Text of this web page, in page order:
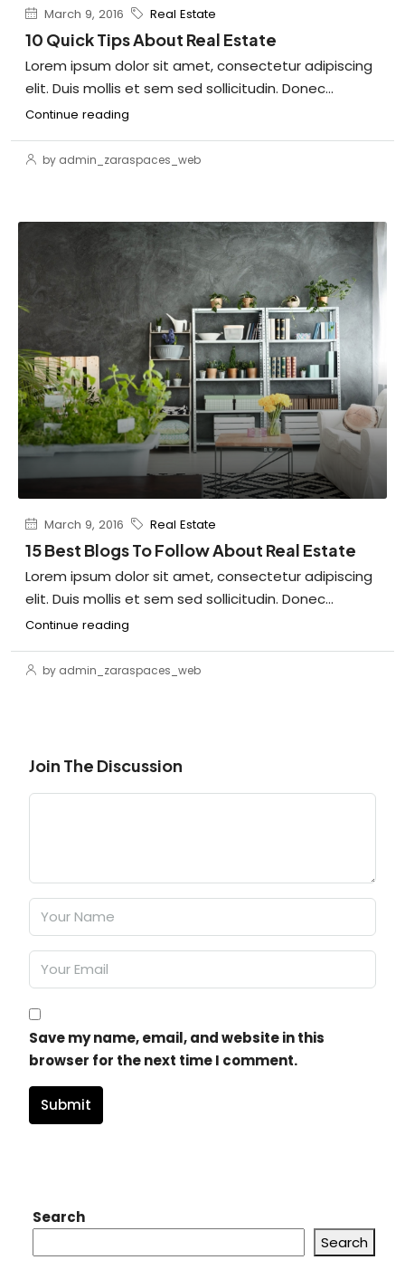
March 9, 2016 Real Estate
10 Quick Tips About Real Estate
Lorem ipsum dolor sit amet, consectetur adipiscing
elit. Duis mollis et sem sed sollicitudin. Donec...
Continue reading
by admin_zaraspaces_web
March 9, 2016 Real Estate
15 Best Blogs To Follow About Real Estate
Lorem ipsum dolor sit amet, consectetur adipiscing
elit. Duis mollis et sem sed sollicitudin. Donec...
Continue reading
by admin_zaraspaces_web
Join The Discussion
Save my name, email, and website in this
browser for the next time I comment.
Submit
Search
Search